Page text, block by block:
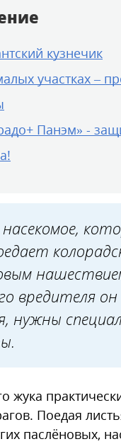
кузнечик
участках –
Панэм» -
вредителя он
нужны
жука
Поедая
паслёновых,